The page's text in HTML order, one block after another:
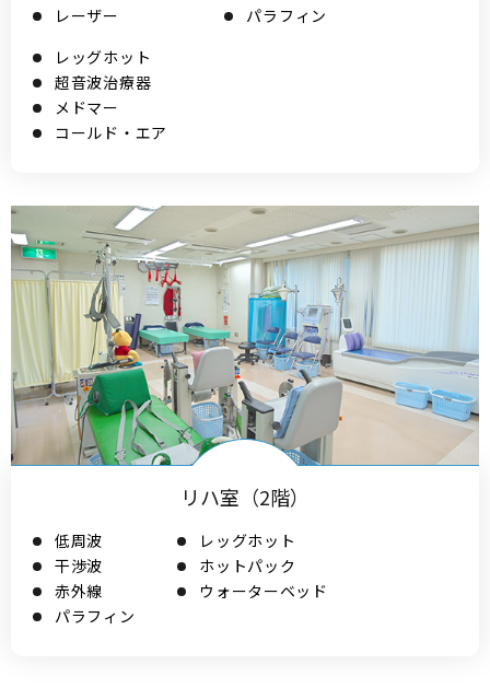
レーザー
パラフィン
レッグホット
超音波治療器
メドマー
コールド・エア
リハ室（2階）
低周波
干渉波
赤外線
パラフィン
レッグホット
ホットパック
ウォーターベッド